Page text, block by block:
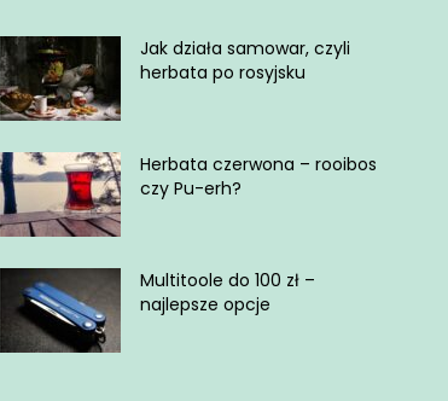
Jak działa samowar, czyli
herbata po rosyjsku
Herbata czerwona – rooibos
czy Pu-erh?
Multitoole do 100 zł –
najlepsze opcje